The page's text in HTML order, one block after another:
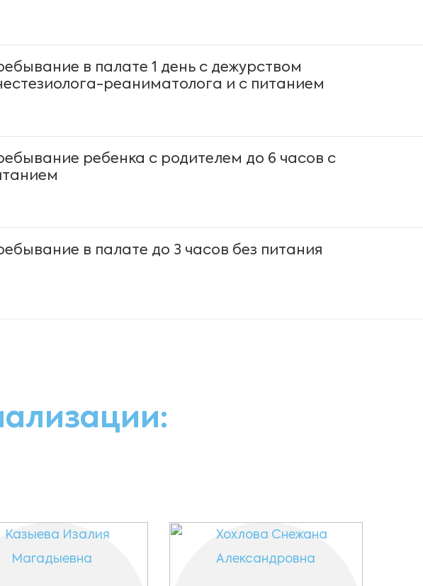
в палате 1 день с дежурством
реаниматолога и с питанием
ребенка с родителем до 6 часов с
в палате до 3 часов без питания